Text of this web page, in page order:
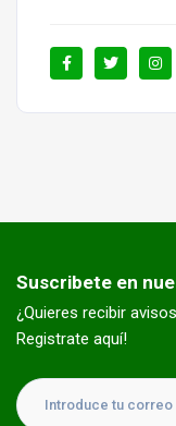
Suscribete en
¿Quieres recibir
Registrate aquí!